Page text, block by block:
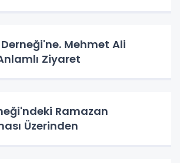
Mehmet Ali
Ziyaret
Ramazan
Üzerinden